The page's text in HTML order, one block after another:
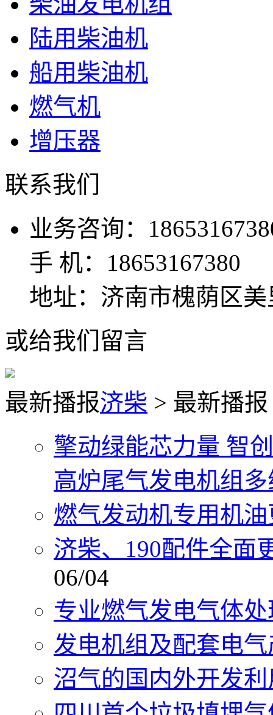
陆用柴油机
船用柴油机
燃气机
增压器
联系我们
业务咨询：
手 机：18653167380
地址：济南市槐荫区
或给我们留言
最新播报济柴 > 最新播报
擎动绿能芯力量 智
高炉尾气发电机组
燃气发动机专用机
济柴、190配件全面
06/04
专业燃气发电气体
发电机组及配套电
沼气的国内外开发